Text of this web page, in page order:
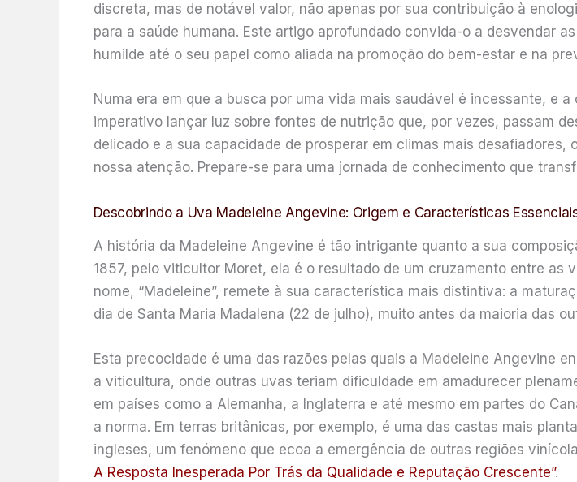
discreta, mas de notável valor, não apenas por sua contribuição à
para a saúde humana. Este artigo aprofundado convida-o a desvendar
humilde até o seu papel como aliada na promoção do bem-estar e na
Numa era em que a busca por uma vida mais saudável é incessante, e
imperativo lançar luz sobre fontes de nutrição que, por vezes, passam
delicado e a sua capacidade de prosperar em climas mais
nossa atenção. Prepare-se para uma jornada de conhecimento que
Descobrindo a Uva Madeleine Angevine: Origem e Características
A história da Madeleine Angevine é tão intrigante quanto a sua
1857, pelo viticultor Moret, ela é o resultado de um cruzamento entre as
nome, “Madeleine”, remete à sua característica mais distintiva: a
dia de Santa Maria Madalena (22 de julho), muito antes da maioria das
Esta precocidade é uma das razões pelas quais a Madeleine Angevine
a viticultura, onde outras uvas teriam dificuldade em amadurecer
em países como a Alemanha, a Inglaterra e até mesmo em partes do
a norma. Em terras britânicas, por exemplo, é uma das castas mais
ingleses, um fenómeno que ecoa a emergência de outras regiões
A Resposta Inesperada Por Trás da Qualidade e Reputação Crescente”.